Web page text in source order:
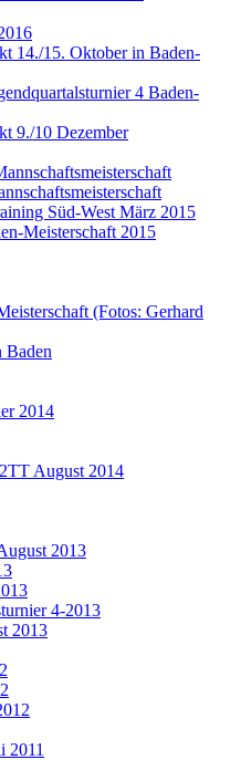
14./15. Oktober in Baden-
4 Baden-
9./10 Dezember
Süd-West März 2015
Meisterschaft 2015
(Fotos: Gerhard
Baden
2014
August 2014
2013
4-2013
2013
2011